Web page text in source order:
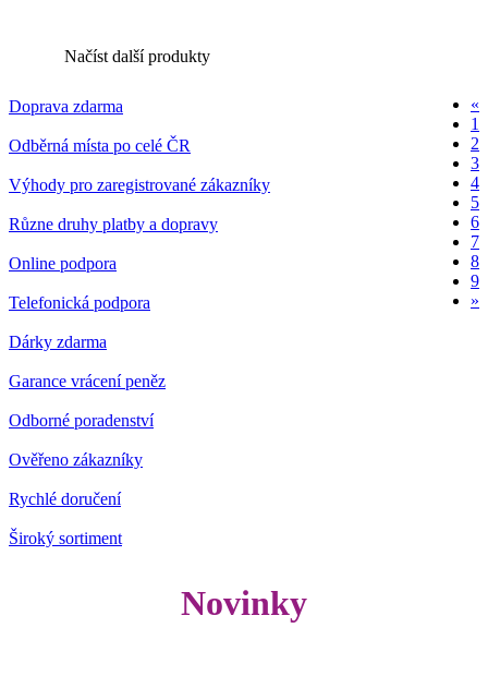
Načíst další produkty
«
1
2
3
4
5
6
7
8
9
»
Doprava zdarma
Odběrná místa po celé ČR
Výhody pro zaregistrované zákazníky
Různe druhy platby a dopravy
Online podpora
Telefonická podpora
Dárky zdarma
Garance vrácení peněz
Odborné poradenství
Ověřeno zákazníky
Rychlé doručení
Široký sortiment
Novinky